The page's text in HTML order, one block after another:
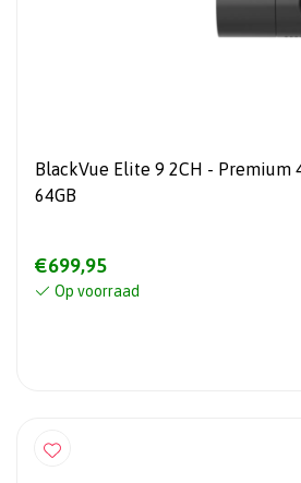
BlackVue Elite 9 2CH - Premium
64GB
€699,95
Op voorraad